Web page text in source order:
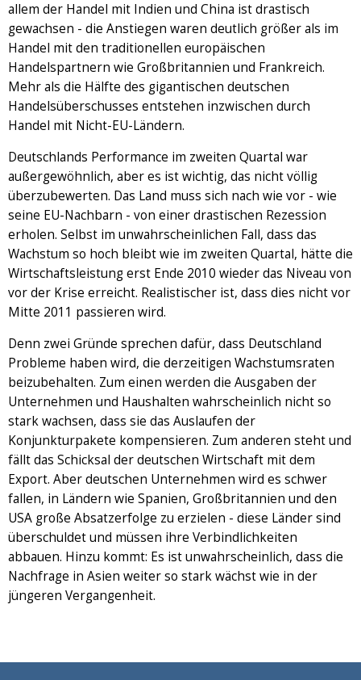
allem der Handel mit Indien und China ist drastisch
gewachsen - die Anstiegen waren deutlich größer als im
Handel mit den traditionellen europäischen
Handelspartnern wie Großbritannien und Frankreich.
Mehr als die Hälfte des gigantischen deutschen
Handelsüberschusses entstehen inzwischen durch
Handel mit Nicht-EU-Ländern.
Deutschlands Performance im zweiten Quartal war
außergewöhnlich, aber es ist wichtig, das nicht völlig
überzubewerten. Das Land muss sich nach wie vor - wie
seine EU-Nachbarn - von einer drastischen Rezession
erholen. Selbst im unwahrscheinlichen Fall, dass das
Wachstum so hoch bleibt wie im zweiten Quartal, hätte die
Wirtschaftsleistung erst Ende 2010 wieder das Niveau von
vor der Krise erreicht. Realistischer ist, dass dies nicht vor
Mitte 2011 passieren wird.
Denn zwei Gründe sprechen dafür, dass Deutschland
Probleme haben wird, die derzeitigen Wachstumsraten
beizubehalten. Zum einen werden die Ausgaben der
Unternehmen und Haushalten wahrscheinlich nicht so
stark wachsen, dass sie das Auslaufen der
Konjunkturpakete kompensieren. Zum anderen steht und
fällt das Schicksal der deutschen Wirtschaft mit dem
Export. Aber deutschen Unternehmen wird es schwer
fallen, in Ländern wie Spanien, Großbritannien und den
USA große Absatzerfolge zu erzielen - diese Länder sind
überschuldet und müssen ihre Verbindlichkeiten
abbauen. Hinzu kommt: Es ist unwahrscheinlich, dass die
Nachfrage in Asien weiter so stark wächst wie in der
jüngeren Vergangenheit.